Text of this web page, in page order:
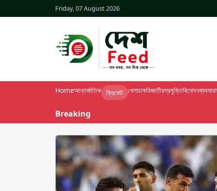
Friday, 07 August 2026
Homeআন্তর্জাতিক ক্রিকেট খেলাচাকরিজাতীয়প্রযুক্তিবিনোদনব্যবসা
Breaking